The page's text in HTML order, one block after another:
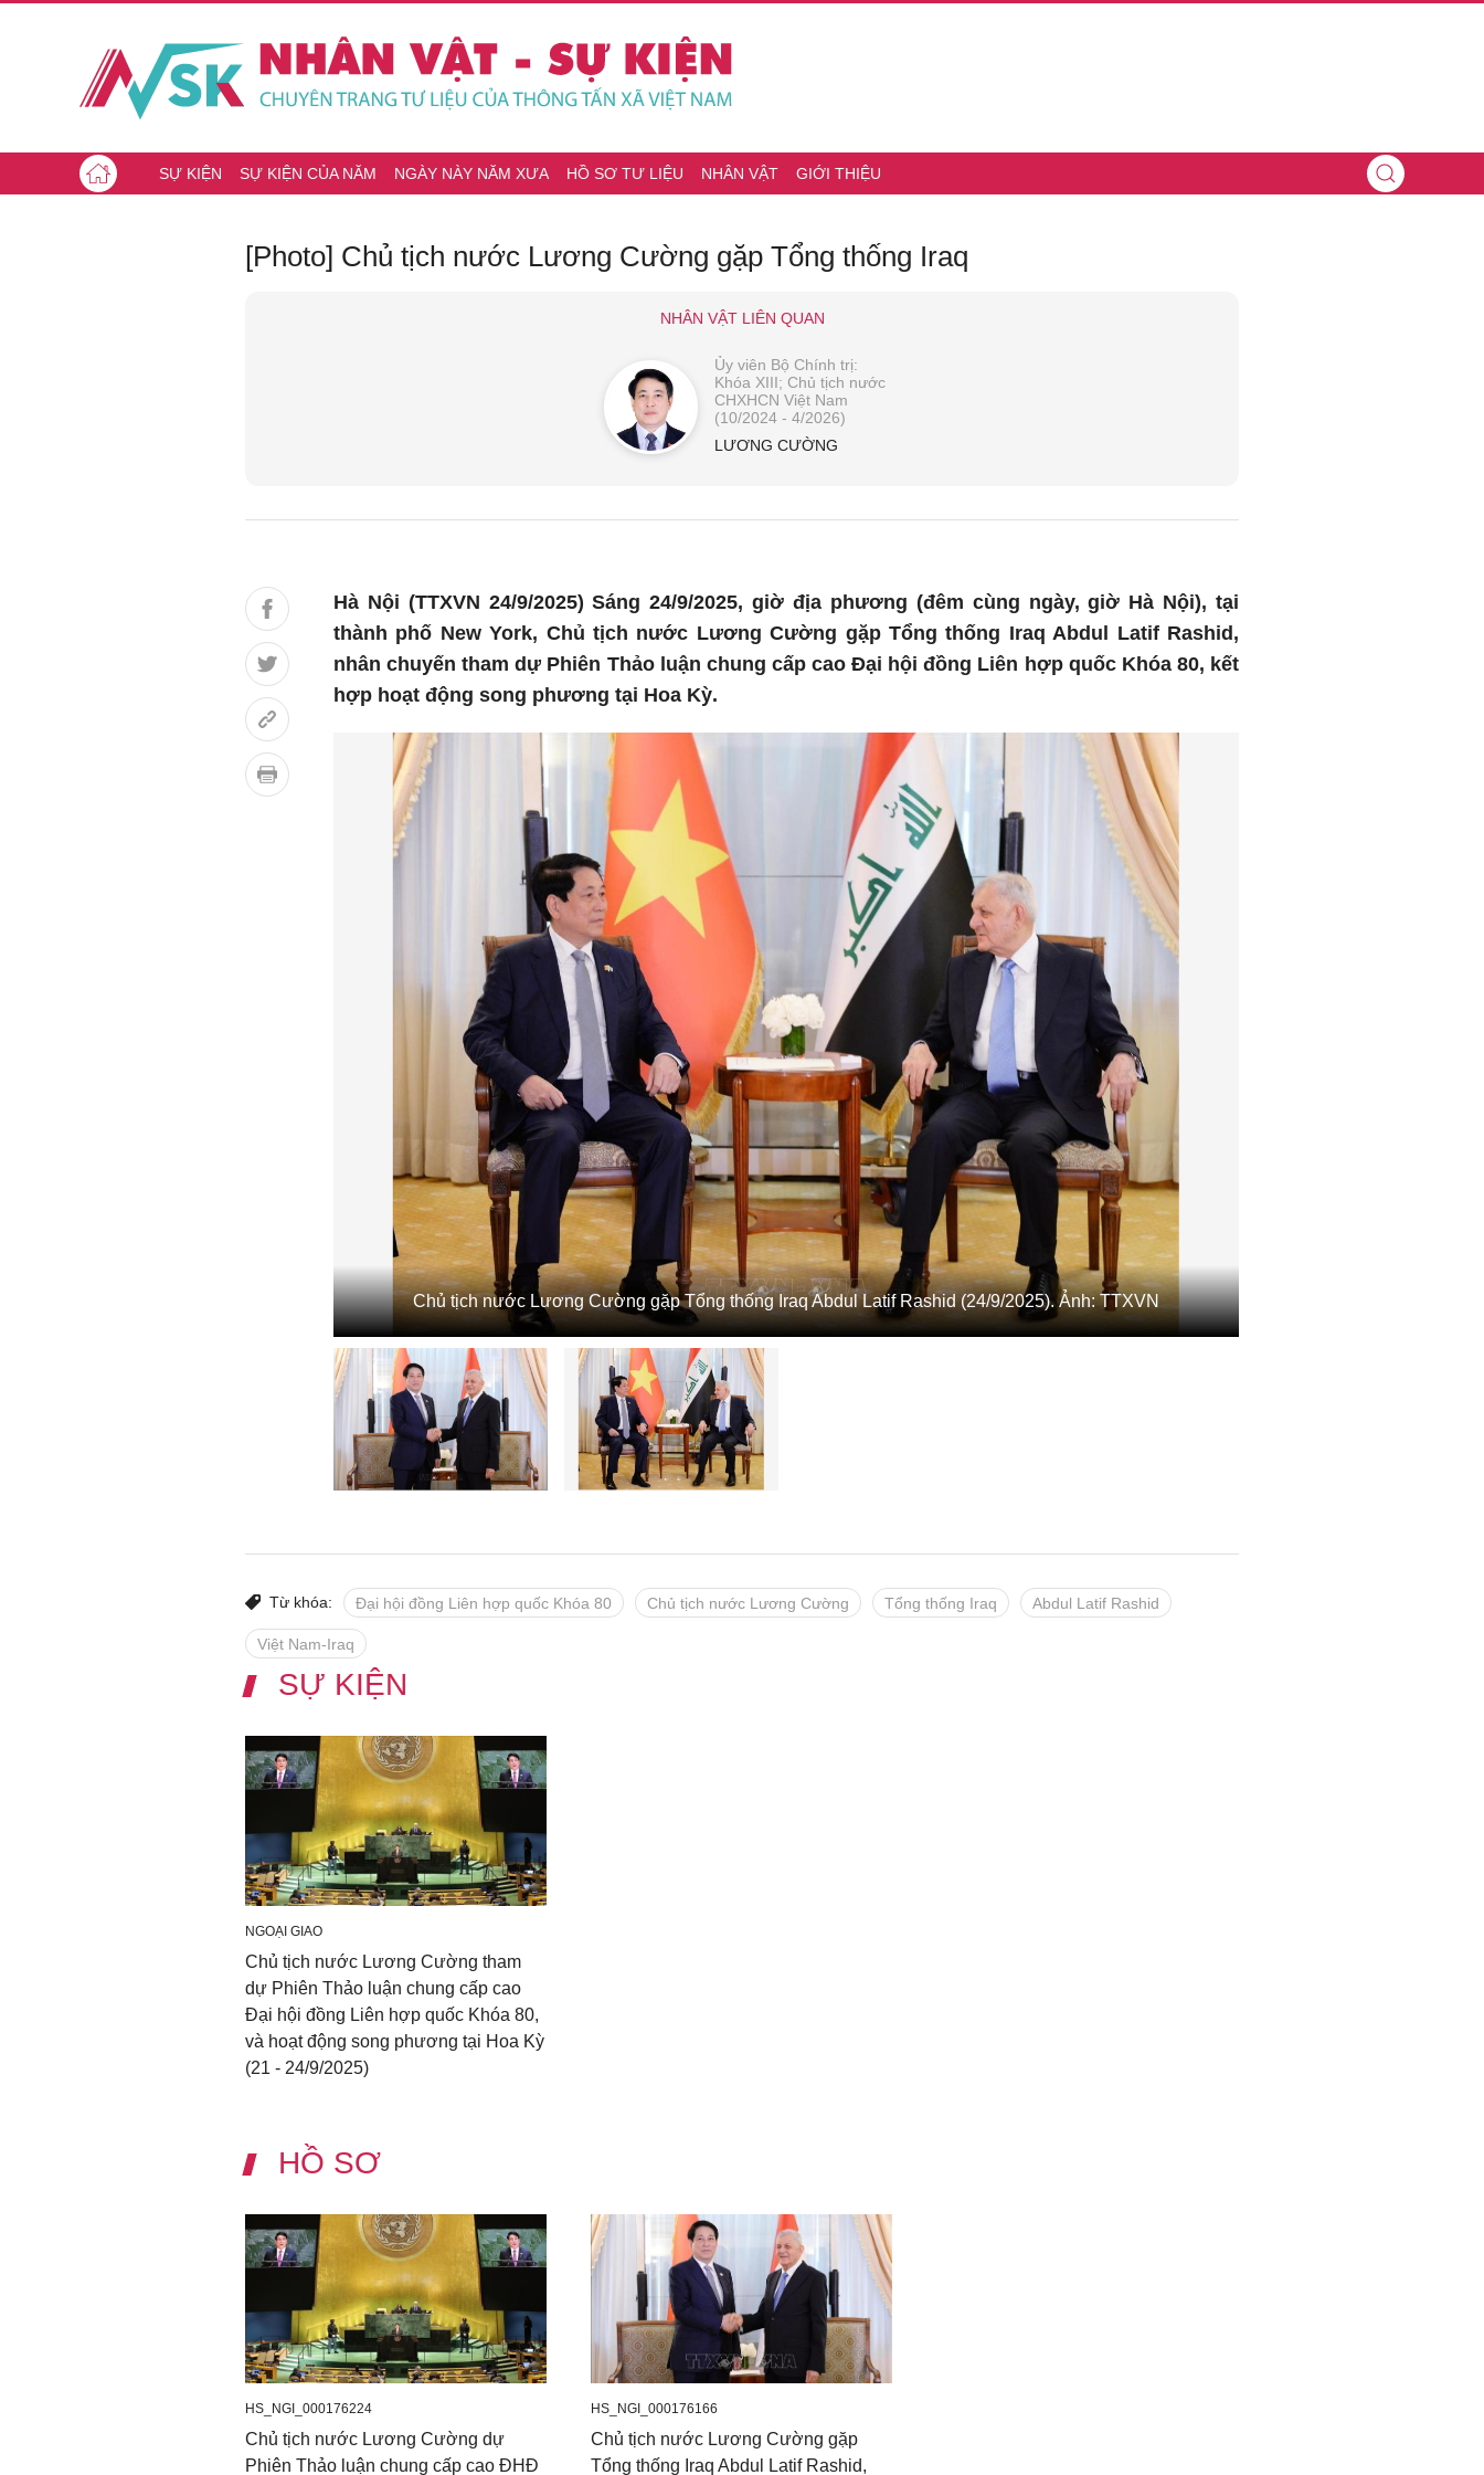
SỰ KIỆN SỰ KIỆN CỦA NĂM NGÀY NÀY NĂM XƯA HỒ SƠ TƯ LIỆU NHÂN VẬT GIỚI THIỆU
[Photo] Chủ tịch nước Lương Cường gặp Tổng thống Iraq
NHÂN VẬT LIÊN QUAN
Ủy viên Bộ Chính trị:
Khóa XIII; Chủ tịch nước
CHXHCN Việt Nam
(10/2024 - 4/2026)
LƯƠNG CƯỜNG
Hà Nội (TTXVN 24/9/2025) Sáng 24/9/2025, giờ địa phương (đêm cùng ngày, giờ Hà Nội), tại
thành phố New York, Chủ tịch nước Lương Cường gặp Tổng thống Iraq Abdul Latif Rashid,
nhân chuyến tham dự Phiên Thảo luận chung cấp cao Đại hội đồng Liên hợp quốc Khóa 80, kết
hợp hoạt động song phương tại Hoa Kỳ.
Chủ tịch nước Lương Cường gặp Tổng thống Iraq Abdul Latif Rashid (24/9/2025). Ảnh: TTXVN
Từ khóa: Đại hội đồng Liên hợp quốc Khóa 80 Chủ tịch nước Lương Cường Tổng thống Iraq Abdul Latif Rashid
Việt Nam-Iraq
SỰ KIỆN
NGOẠI GIAO
Chủ tịch nước Lương Cường tham
dự Phiên Thảo luận chung cấp cao
Đại hội đồng Liên hợp quốc Khóa 80,
và hoạt động song phương tại Hoa Kỳ
(21 - 24/9/2025)
HỒ SƠ
HS_NGI_000176224
Chủ tịch nước Lương Cường dự
Phiên Thảo luận chung cấp cao ĐHĐ
HS_NGI_000176166
Chủ tịch nước Lương Cường gặp
Tổng thống Iraq Abdul Latif Rashid,